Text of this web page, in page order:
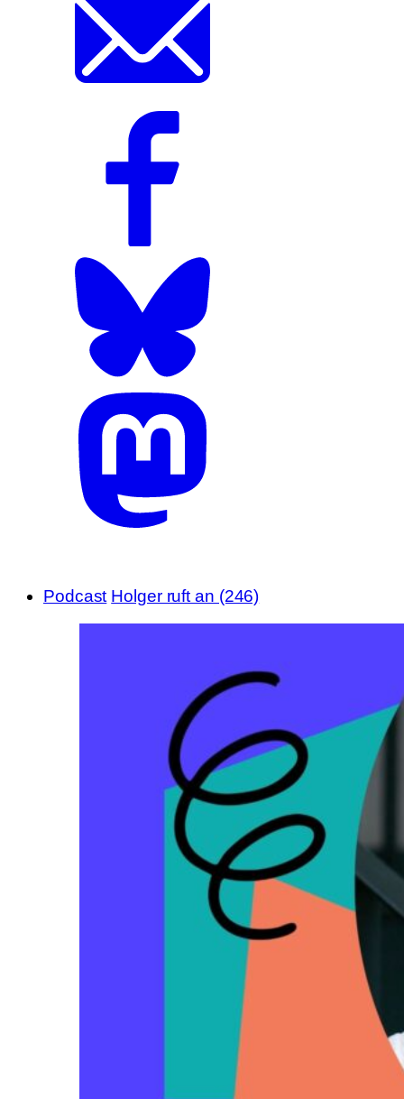
Podcast Holger ruft an (246)